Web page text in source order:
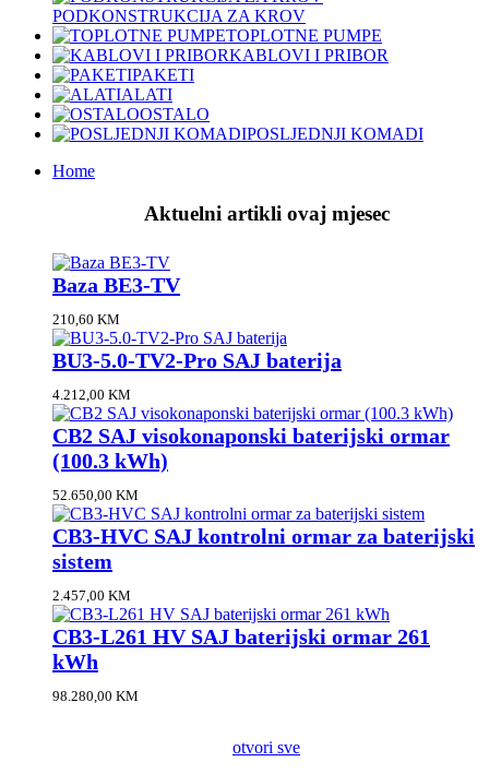
PODKONSTRUKCIJA ZA KROV
TOPLOTNE PUMPE
KABLOVI I PRIBOR
PAKETI
ALATI
OSTALO
POSLJEDNJI KOMADI
Home
Aktuelni artikli ovaj mjesec
Baza BE3-TV
210,60 KM
BU3-5.0-TV2-Pro SAJ baterija
4.212,00 KM
CB2 SAJ visokonaponski baterijski ormar
(100.3 kWh)
52.650,00 KM
CB3-HVC SAJ kontrolni ormar za baterijski
sistem
2.457,00 KM
CB3-L261 HV SAJ baterijski ormar 261
kWh
98.280,00 KM
otvori sve